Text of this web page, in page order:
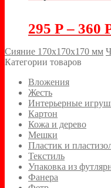
295 Р– 360
Сияние 170х170х170 мм
Категории товаров
Вложения
Жесть
Интерьерные
Картон
Кожа и дерево
Мешки
Пластик и
Текстиль
Упаковка из
Фанера